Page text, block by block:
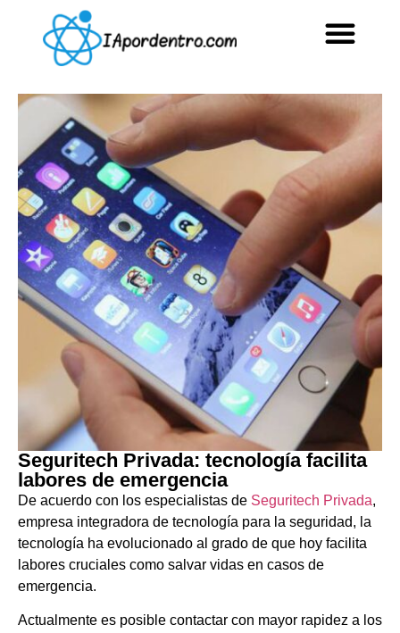
Seguritech Privada: tecnología facilita
labores de emergencia
De acuerdo con los especialistas de Seguritech Privada,
empresa integradora de tecnología para la seguridad, la
tecnología ha evolucionado al grado de que hoy facilita
labores cruciales como salvar vidas en casos de
emergencia.
Actualmente es posible contactar con mayor rapidez a los